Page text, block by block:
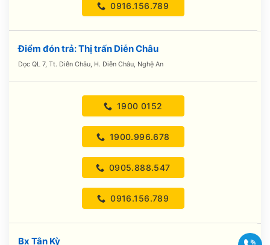
0916.156.789
Điểm đón trả: Thị trấn Diễn Châu
Dọc QL 7, Tt. Diễn Châu, H. Diễn Châu, Nghệ An
1900 0152
1900.996.678
0905.888.547
0916.156.789
Bx Tân Kỳ